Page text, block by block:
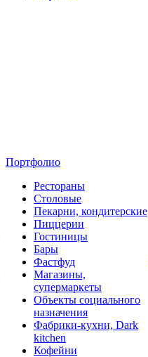
Портфолио
Рестораны
Столовые
Пекарни, кондитерские
Пиццерии
Гостиницы
Бары
Фастфуд
Магазины,
супермаркеты
Объекты социального
назначения
Фабрики-кухни, Dark
kitchen
Кофейни